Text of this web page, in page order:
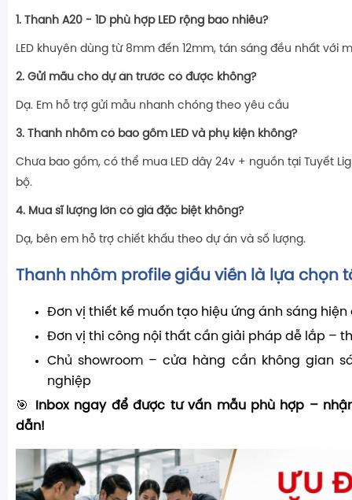
1. Thanh A20 - 1D phù hợp LED rộng bao nhiêu?
LED khuyên dùng từ 8mm đến 12mm, tán sáng đều nhất với
2. Gửi mãu cho dự án trước có được không?
Dạ. Em hỗ trợ gửi mẫu nhanh chóng theo yêu cầu
3. Thanh nhôm có bao gồm LED và phụ kiện không?
Chưa bao gồm, có thể mua LED dây 24v + nguồn tại Tuyết
bộ.
4. Mua sĩ lượng lớn có giá đặc biệt không?
Dạ, bên em hỗ trợ chiết khấu theo dự án và số lượng.
Thanh nhôm profile giấu viền là lựa chọn
Đơn vị thiết kế muốn tạo hiệu ứng ánh sáng hiện
Đơn vị thi công nội thất cần giải pháp dễ lắp –
Chủ showroom – cửa hàng cần không gian
nghiệp
🎯
Inbox ngay để được tư vấn mẫu phù hợp –
dẫn!